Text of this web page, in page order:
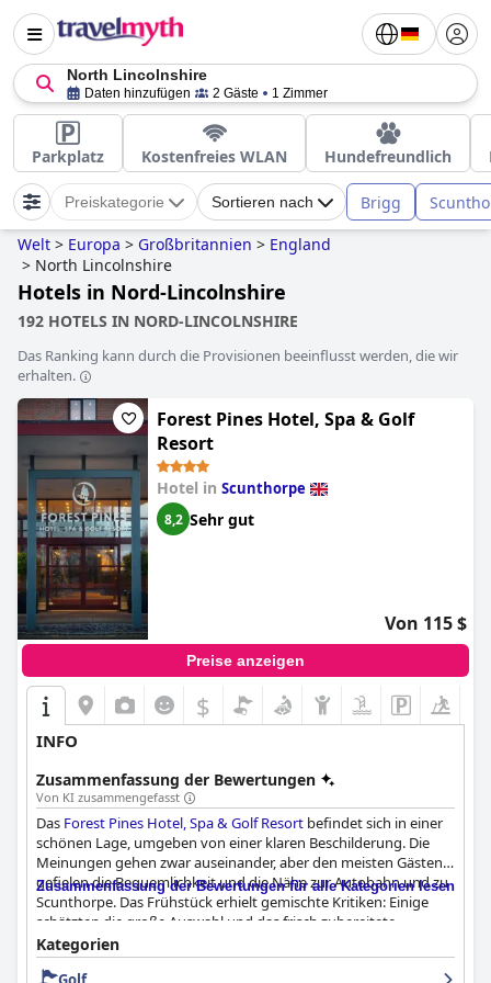
North Lincolnshire
Daten hinzufügen 2 Gäste 1 Zimmer
Parkplatz Kostenfreies WLAN Hundefreundlich
Preiskategorie Sortieren nach Brigg
Welt > Europa > Großbritannien > England
> North Lincolnshire
Hotels in Nord-Lincolnshire
192 HOTELS IN NORD-LINCOLNSHIRE
Das Ranking kann durch die Provisionen beeinflusst werden, die wir
erhalten.
Forest Pines Hotel, Spa & Golf
Resort
Hotel in Scunthorpe
8,2 Sehr gut
Von 115 $
Preise anzeigen
$
INFO
Zusammenfassung der Bewertungen
Von KI zusammengefasst
Das Forest Pines Hotel, Spa & Golf Resort befindet sich in einer
schönen Lage, umgeben von einer klaren Beschilderung. Die
Meinungen gehen zwar auseinander, aber den meisten Gästen
gefielen die Bequemlichkeit und die Nähe zur Autobahn und zu
Scunthorpe. Das Frühstück erhielt gemischte Kritiken: Einige
schätzten die große Auswahl und das frisch zubereitete
Angebot, während andere es als durchschnittlich und
geschmacklos empfanden. Auch beim Abendessen gab es
Zusammenfassung der Bewertungen für alle Kategorien lesen
Kategorien